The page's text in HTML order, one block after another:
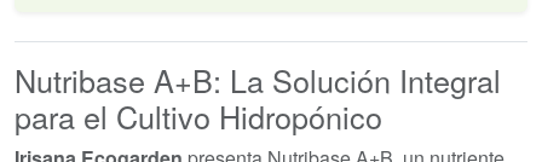
Nutribase A+B: La Solución Integral
para el Cultivo Hidropónico